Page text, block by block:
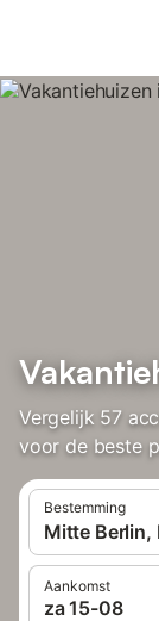
Vergelijk 57
voor de beste
Bestemming
Mitte Berlin,
Aankomst
za 15-08